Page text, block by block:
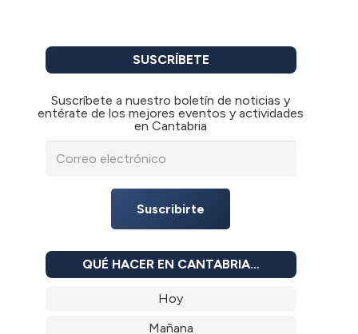
SUSCRÍBETE
Suscríbete a nuestro boletín de noticias y
entérate de los mejores eventos y actividades
en Cantabria
Suscribirte
QUÉ HACER EN CANTABRIA…
Hoy
Mañana